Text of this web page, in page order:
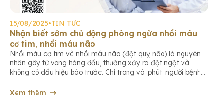
15/08/2025•TIN TỨC
Nhận biết sớm chủ động phòng ngừa nhồi máu
cơ tim, nhồi máu não
Nhồi máu cơ tim và nhồi máu não (đột quỵ não) là nguyên
nhân gây tử vong hàng đầu, thường xảy ra đột ngột và
không có dấu hiệu báo trước. Chỉ trong vài phút, người bệnh
cấp cứu kịp thời. […]
Xem thêm